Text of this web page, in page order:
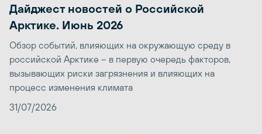
Дайджест новостей о Российской
Арктике. Июнь 2026
Обзор событий, влияющих на окружающую среду в
российской Арктике – в первую очередь факторов,
вызывающих риски загрязнения и влияющих на
процесс изменения климата
31/07/2026